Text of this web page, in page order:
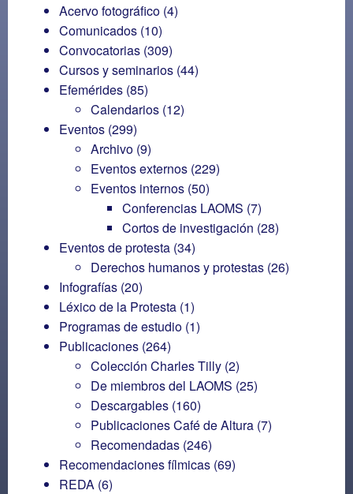
Acervo fotográfico (4)
Comunicados (10)
Convocatorias (309)
Cursos y seminarios (44)
Efemérides (85)
Calendarios (12)
Eventos (299)
Archivo (9)
Eventos externos (229)
Eventos internos (50)
Conferencias LAOMS (7)
Cortos de investigación (28)
Eventos de protesta (34)
Derechos humanos y protestas (26)
Infografías (20)
Léxico de la Protesta (1)
Programas de estudio (1)
Publicaciones (264)
Colección Charles Tilly (2)
De miembros del LAOMS (25)
Descargables (160)
Publicaciones Café de Altura (7)
Recomendadas (246)
Recomendaciones fílmicas (69)
REDA (6)